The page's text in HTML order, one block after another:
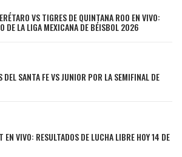
VS TIGRES DE QUINTANA ROO EN VIVO:
DE LA LIGA MEXICANA DE BÉISBOL 2026
DEL SANTA FE VS JUNIOR POR LA SEMIFINAL DE
VIVO: RESULTADOS DE LUCHA LIBRE HOY 14 DE